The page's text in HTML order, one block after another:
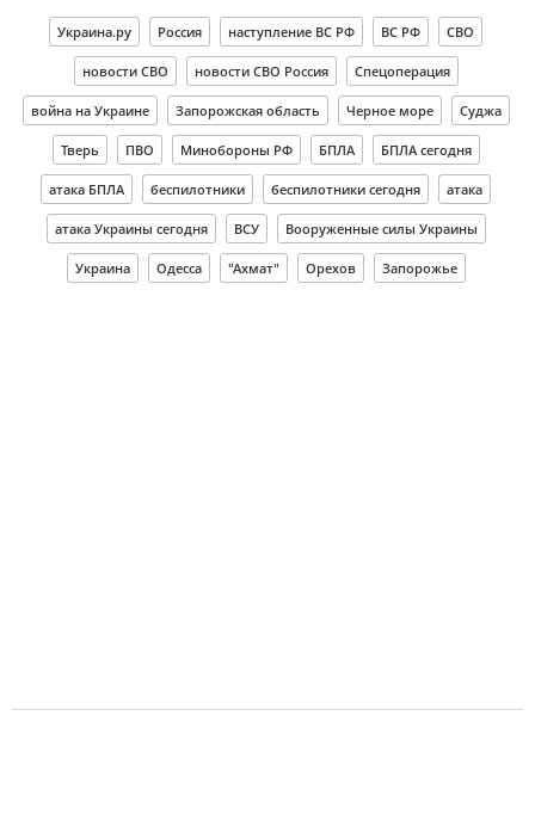
Украина.ру Россия наступление ВС РФ ВС РФ СВО
новости СВО новости СВО Россия Спецоперация
война на Украине Запорожская область Черное море Суджа
Тверь ПВО Минобороны РФ БПЛА БПЛА сегодня
атака БПЛА беспилотники беспилотники сегодня атака
атака Украины сегодня ВСУ Вооруженные силы Украины
Украина Одесса "Ахмат" Орехов Запорожье